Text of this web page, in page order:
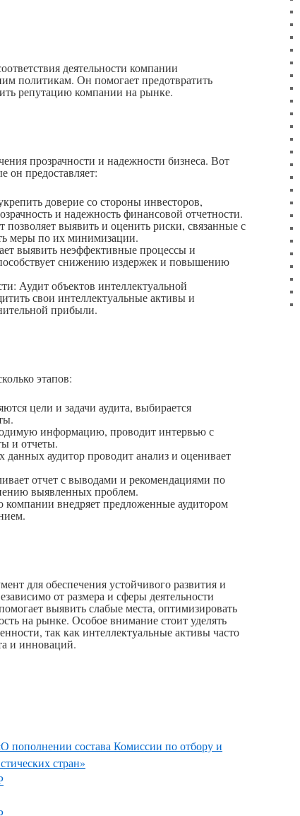
деятельности компании
политикам. Он помогает предотвратить
репутацию компании на рынке.
прозрачности и надежности бизнеса. Вот
он предоставляет:
доверие со стороны инвесторов,
и надежность финансовой отчетности.
выявить и оценить риски, связанные с
меры по их минимизации.
выявить неэффективные процессы и
снижению издержек и повышению
Аудит объектов интеллектуальной
свои интеллектуальные активы и
прибыли.
этапов:
цели и задачи аудита, выбирается
информацию, проводит интервью с
и отчеты.
аудитор проводит анализ и оценивает
отчет с выводами и рекомендациями по
выявленных проблем.
компании внедряет предложенные аудитором
для обеспечения устойчивого развития и
от размера и сферы деятельности
выявить слабые места, оптимизировать
на рынке. Особое внимание стоит уделять
так как интеллектуальные активы часто
и инноваций.
состава Комиссии по отбору и
стран»